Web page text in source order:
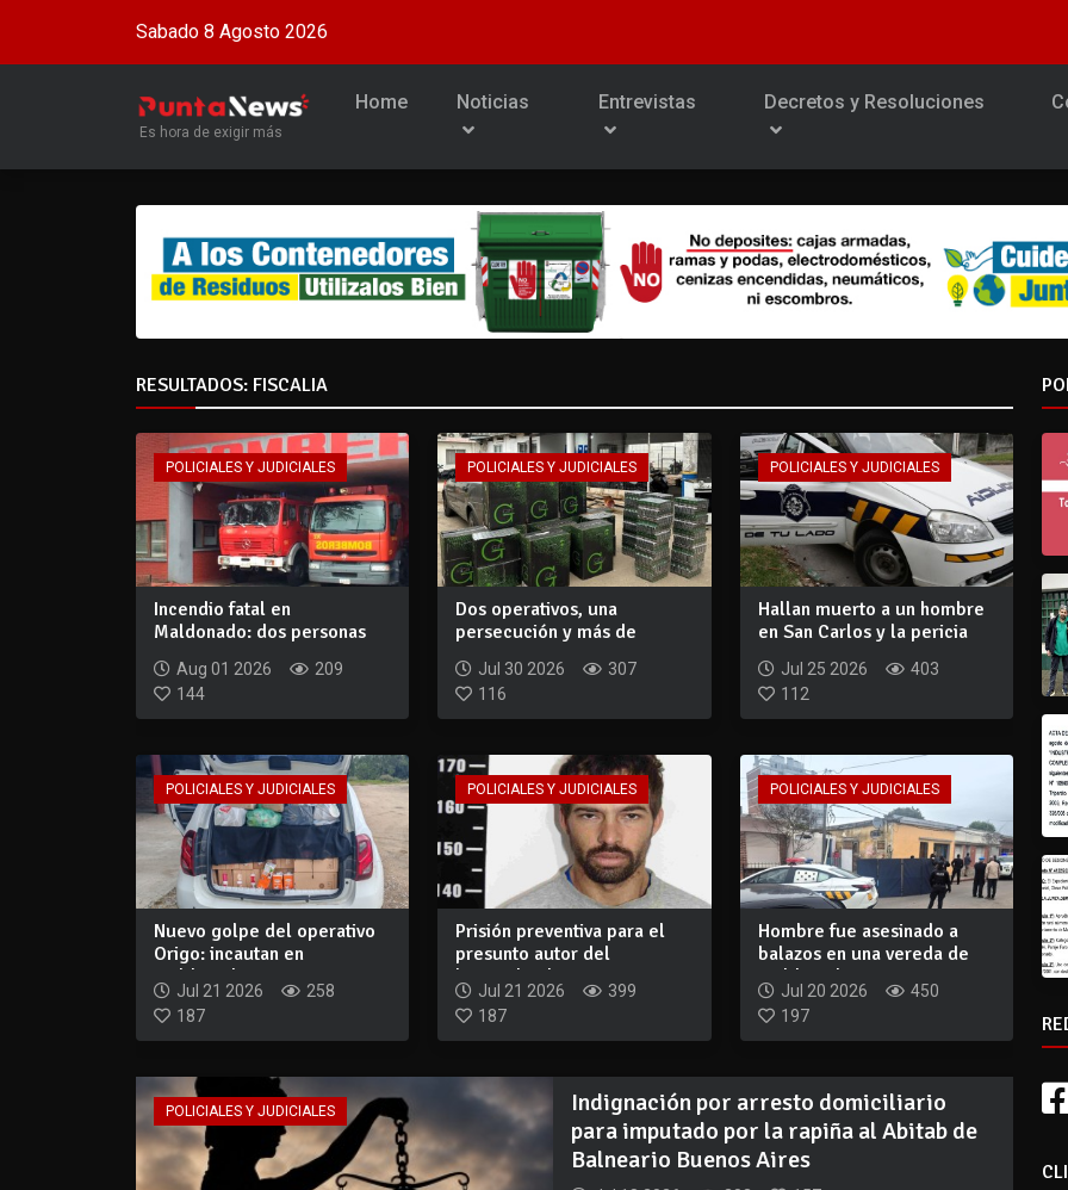
Sabado 8 Agosto 2026
Es hora de exigir más
Home Noticias Entrevistas Decretos y Resoluciones
RESULTADOS: FISCALIA
POLICIALES Y JUDICIALES
Incendio fatal en
Maldonado: dos personas
Aug 01 2026
209
144
POLICIALES Y JUDICIALES
Dos operativos, una
persecución y más de
Jul 30 2026
307
116
POLICIALES Y JUDICIALES
Hallan muerto a un hombre
en San Carlos y la pericia
Jul 25 2026
403
112
POLICIALES Y JUDICIALES
Nuevo golpe del operativo
Origo: incautan en
Maldonado merca...
Jul 21 2026
258
187
POLICIALES Y JUDICIALES
Prisión preventiva para el
presunto autor del
homicidio de J...
Jul 21 2026
399
187
POLICIALES Y JUDICIALES
Hombre fue asesinado a
balazos en una vereda de
Maldonado a...
Jul 20 2026
450
197
POLICIALES Y JUDICIALES
Indignación por arresto domiciliario
para imputado por la rapiña al Abitab de
Balneario Buenos Aires